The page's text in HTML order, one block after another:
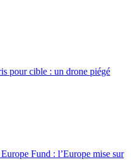
pour cible : un drone piégé
Fund : l’Europe mise sur